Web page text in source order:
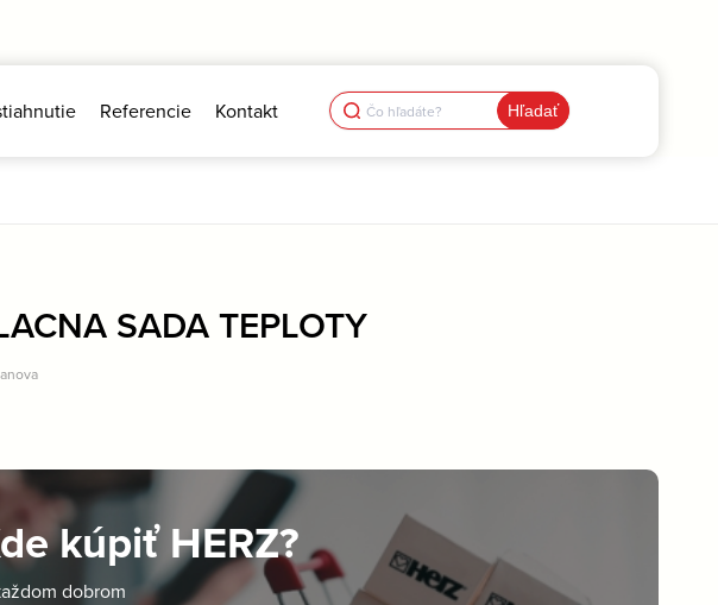
Referencie Kontakt Search
for:
SADA TEPLOTY
kúpiť HERZ?
dobrom